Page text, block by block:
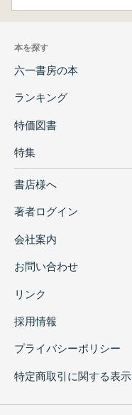
本を探す
六一書房の本
ランキング
特価図書
特集
書店様へ
著者ログイン
会社案内
お問い合わせ
リンク
採用情報
プライバシーポリシー
特定商取引に関する表示